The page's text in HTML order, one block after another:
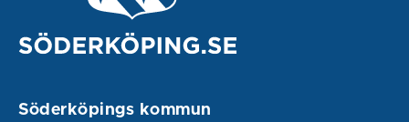
Söderköpings kommun